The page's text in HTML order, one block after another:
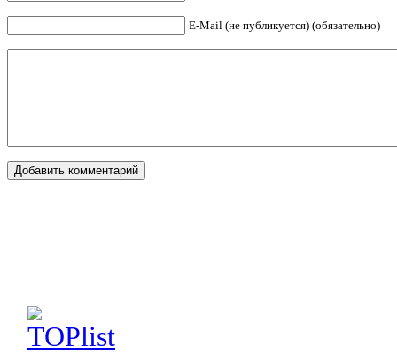
E-Mail (не публикуется) (обязательно)